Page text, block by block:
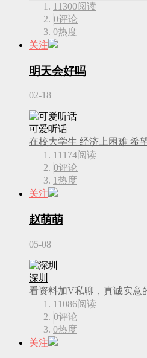
11300阅读
0评论
0热度
关注
明天会好吗
02-18
可爱听话
在校大学生 经济上困难 希
11174阅读
0评论
1热度
关注
赵萌萌
05-08
深圳
看资料加V私聊，真诚实意
11086阅读
0评论
0热度
关注